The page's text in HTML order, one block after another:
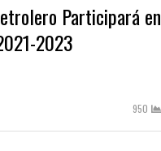
Participará en
2023
950